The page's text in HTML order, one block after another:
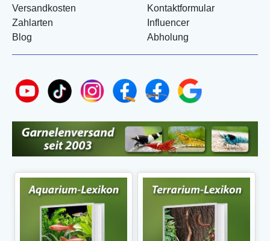
Versandkosten
Zahlarten
Blog
Kontaktformular
Influencer
Abholung